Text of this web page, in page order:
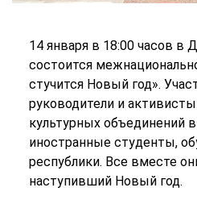
14 января в 18:00 часов
состоится
стучится Новый год».
руководители и
культурных объединений
иностранные студенты,
республики. Все вместе
наступивший Новый год.